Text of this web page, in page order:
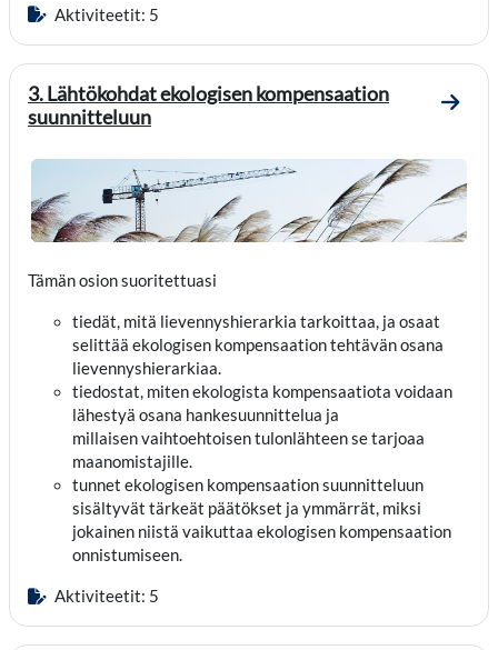
Aktiviteetit: 5
3. Lähtökohdat ekologisen kompensaation
suunnitteluun
Mene
Tämän osion suoritettuasi
tiedät, mitä lievennyshierarkia tarkoittaa, ja osaat
selittää ekologisen kompensaation tehtävän osana
lievennyshierarkiaa.
tiedostat, miten ekologista kompensaatiota voidaan
lähestyä osana hankesuunnittelua ja
millaisen vaihtoehtoisen tulonlähteen se tarjoaa
maanomistajille.
tunnet ekologisen kompensaation suunnitteluun
sisältyvät tärkeät päätökset ja ymmärrät, miksi
jokainen niistä vaikuttaa ekologisen kompensaation
onnistumiseen.
Aktiviteetit: 5